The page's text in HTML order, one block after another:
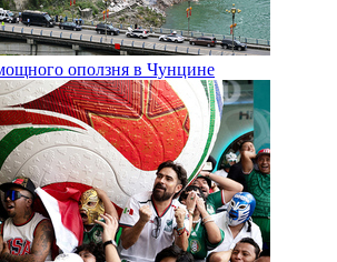
оползня в Чунцине